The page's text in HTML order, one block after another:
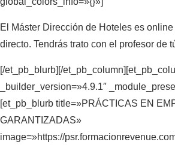
El Máster Dirección de Hoteles es
directo. Tendrás trato con el profesor de
[/et_pb_blurb][/
_builder_version=»4.9.1″
[et_pb_blurb title=»PRÁCTICAS EN
GARANTIZADAS»
image=»https://